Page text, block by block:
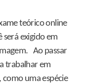
teórico online
será exigido em
Ao passar
trabalhar em
como uma espécie